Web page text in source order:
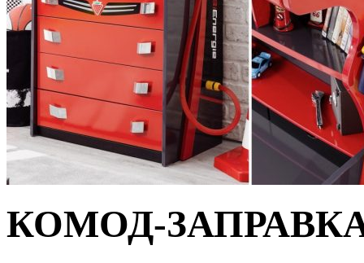
КОМОД-ЗАПРАВКА